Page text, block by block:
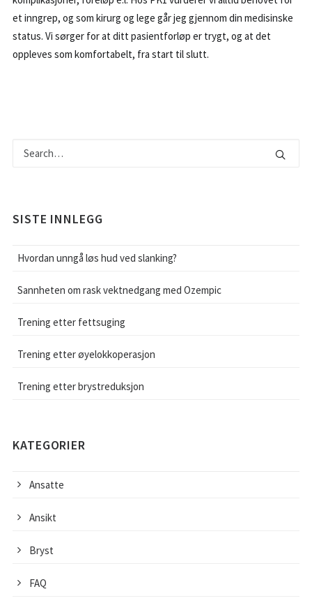
et inngrep, og som kirurg og lege går jeg gjennom din medisinske
status. Vi sørger for at ditt pasientforløp er trygt, og at det
oppleves som komfortabelt, fra start til slutt.
SISTE INNLEGG
Hvordan unngå løs hud ved slanking?
Sannheten om rask vektnedgang med Ozempic
Trening etter fettsuging
Trening etter øyelokkoperasjon
Trening etter brystreduksjon
KATEGORIER
Ansatte
Ansikt
Bryst
FAQ